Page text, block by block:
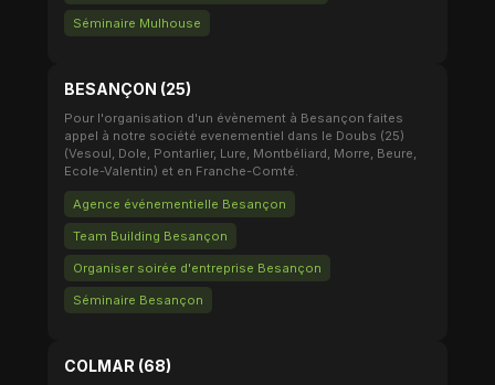
Séminaire Mulhouse
BESANÇON (25)
Pour l'organisation d'un évènement à Besançon faites
appel à notre société evenementiel dans le Doubs (25)
(Vesoul, Dole, Pontarlier, Lure, Montbéliard, Morre, Beure,
Ecole-Valentin) et en Franche-Comté.
Agence événementielle Besançon
Team Building Besançon
Organiser soirée d'entreprise Besançon
Séminaire Besançon
COLMAR (68)